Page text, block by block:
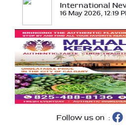
International
16 May 2026, 12:19
Follow us on :